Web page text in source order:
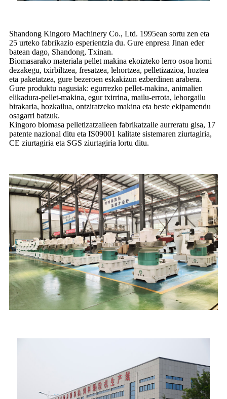
Shandong Kingoro Machinery Co., Ltd. 1995ean sortu zen eta
25 urteko fabrikazio esperientzia du. Gure enpresa Jinan eder
batean dago, Shandong, Txinan.
Biomasarako materiala pellet makina ekoizteko lerro osoa horni
dezakegu, txirbiltzea, fresatzea, lehortzea, pelletizazioa, hoztea
eta paketatzea, gure bezeroen eskakizun ezberdinen arabera.
Gure produktu nagusiak: egurrezko pellet-makina, animalien
elikadura-pellet-makina, egur txirrina, mailu-errota, lehorgailu
birakaria, hozkailua, ontziratzeko makina eta beste ekipamendu
osagarri batzuk.
Kingoro biomasa pelletizatzaileen fabrikatzaile aurreratu gisa, 17
patente nazional ditu eta IS09001 kalitate sistemaren ziurtagiria,
CE ziurtagiria eta SGS ziurtagiria lortu ditu.